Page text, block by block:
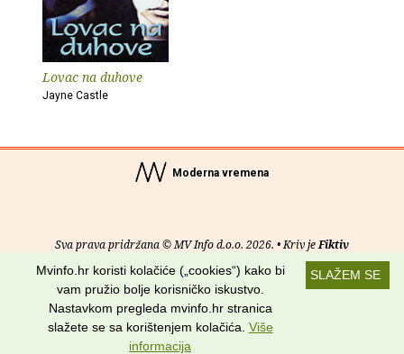
Lovac na duhove
Jayne Castle
Moderna vremena
Sva prava pridržana © MV Info d.o.o. 2026. • Kriv jeFiktiv
Uvjeti korištenja RSS kanali
Potraži nas na:
SLAŽEM SE
Mvinfo.hr koristi kolačiće („cookies“) kako bi
vam pružio bolje korisničko iskustvo.
Nastavkom pregleda mvinfo.hr stranica
slažete se sa korištenjem kolačića. Više
informacija